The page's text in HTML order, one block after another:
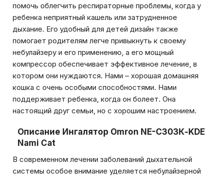
помочь облегчить респираторные проблемы, когда у
ребенка неприятный кашель или затрудненное
дыхание. Его удобный для детей дизайн также
помогает родителям легче привыкнуть к своему
небулайзеру и его применению, а его мощный
компрессор обеспечивает эффективное лечение, в
котором они нуждаются. Нами – хорошая домашняя
кошка с очень особыми способностями. Нами
поддерживает ребенка, когда он болеет. Она
настоящий друг семьи, но с хорошим настроением.
Описание Ингалятор Omron NE-C303К-KDE
Nami Cat
В современном лечении заболеваний дыхательной
системы особое внимание уделяется небулайзерной